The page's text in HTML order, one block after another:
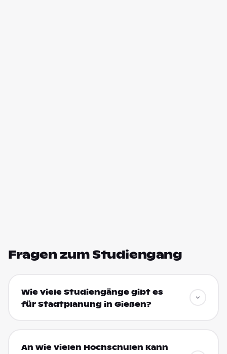
Fragen zum Studiengang
Wie viele Studiengänge gibt es
für Stadtplanung in Gießen?
An wie vielen Hochschulen kann